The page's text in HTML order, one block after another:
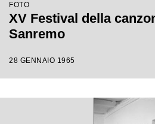
FOTO
XV Festival della
Sanremo
28 GENNAIO 1965